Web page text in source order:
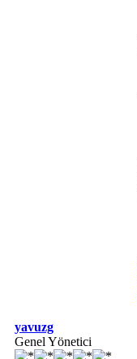
yavuzg
Genel Yönetici